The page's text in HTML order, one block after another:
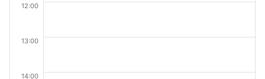
12:00
13:00
14:00